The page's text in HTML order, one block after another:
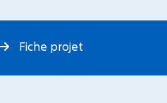
Fiche projet